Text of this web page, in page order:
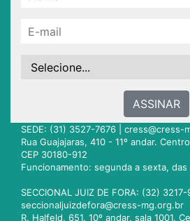
ASSINAR
SEDE: (31) 3527-7676 | cress@cress-
Rua Guajajaras, 410 - 11º andar.
CEP 30180-912
Funcionamento: segunda a sexta, das
SECCIONAL JUIZ DE FORA: (32) 3217-
seccionaljuizdefora@cress-mg.org.br
R. Halfeld, 651. 10º andar, sala 1001.